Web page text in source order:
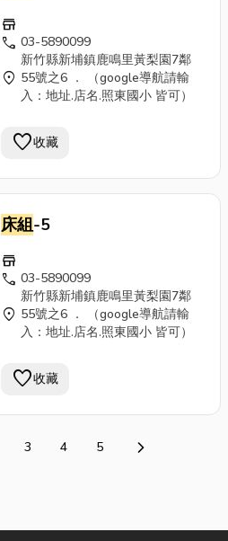
store
call 03-5890099
location_on
新竹縣新埔鎮鹿鳴里黃梨園7鄰
55號之6 ． （google導航請輸
入：地址.店名.照東國小 皆可）
favorite收藏
床組-5
store
call 03-5890099
location_on
新竹縣新埔鎮鹿鳴里黃梨園7鄰
55號之6 ． （google導航請輸
入：地址.店名.照東國小 皆可）
favorite收藏
3 4 5 下一頁